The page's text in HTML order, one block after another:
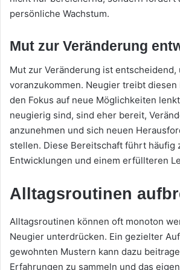
persönliche Wachstum.
Mut zur Veränderung
Mut zur Veränderung ist entscheidend,
voranzukommen. Neugier treibt diesen
den Fokus auf neue Möglichkeiten
neugierig sind, sind eher bereit,
anzunehmen und sich neuen
stellen. Diese Bereitschaft führt häufig
Entwicklungen und einem erfüllteren
Alltagsroutinen
Alltagsroutinen können oft monoton
Neugier unterdrücken. Ein gezielter
gewohnten Mustern kann dazu
Erfahrungen zu sammeln und das